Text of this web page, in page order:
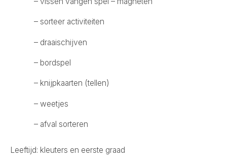
– sorteer activiteiten
– draaischijven
– bordspel
– knijpkaarten (tellen)
– weetjes
– afval sorteren
Leeftijd: kleuters en eerste graad